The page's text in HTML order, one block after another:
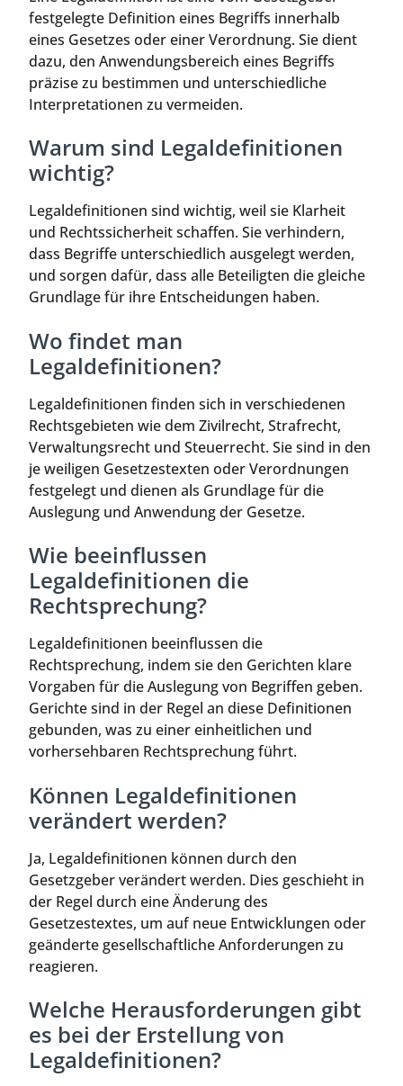
festgelegte Definition eines Begriffs innerhalb
eines Gesetzes oder einer Verordnung. Sie dient
dazu, den Anwendungsbereich eines Begriffs
präzise zu bestimmen und unterschiedliche
Interpretationen zu vermeiden.
Warum sind Legaldefinitionen
wichtig?
Legaldefinitionen sind wichtig, weil sie Klarheit
und Rechtssicherheit schaffen. Sie verhindern,
dass Begriffe unterschiedlich ausgelegt werden,
und sorgen dafür, dass alle Beteiligten die gleiche
Grundlage für ihre Entscheidungen haben.
Wo findet man
Legaldefinitionen?
Legaldefinitionen finden sich in verschiedenen
Rechtsgebieten wie dem Zivilrecht, Strafrecht,
Verwaltungsrecht und Steuerrecht. Sie sind in den
je weiligen Gesetzestexten oder Verordnungen
festgelegt und dienen als Grundlage für die
Auslegung und Anwendung der Gesetze.
Wie beeinflussen
Legaldefinitionen die
Rechtsprechung?
Legaldefinitionen beeinflussen die
Rechtsprechung, indem sie den Gerichten klare
Vorgaben für die Auslegung von Begriffen geben.
Gerichte sind in der Regel an diese Definitionen
gebunden, was zu einer einheitlichen und
vorhersehbaren Rechtsprechung führt.
Können Legaldefinitionen
verändert werden?
Ja, Legaldefinitionen können durch den
Gesetzgeber verändert werden. Dies geschieht in
der Regel durch eine Änderung des
Gesetzestextes, um auf neue Entwicklungen oder
geänderte gesellschaftliche Anforderungen zu
reagieren.
Welche Herausforderungen gibt
es bei der Erstellung von
Legaldefinitionen?